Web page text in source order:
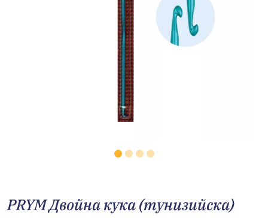
PRYM Двойна кука (тунизийска)